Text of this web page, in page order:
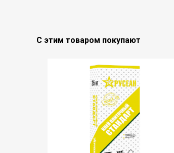
С этим товаром покупают